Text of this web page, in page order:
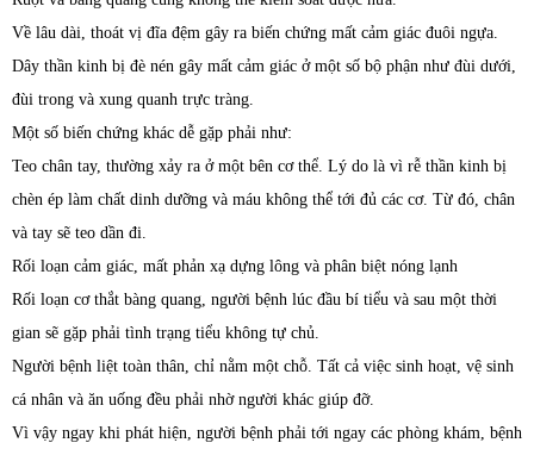
Về lâu dài, thoát vị đĩa đệm gây ra biến chứng mất cảm giác đuôi ngựa.
Dây thần kinh bị đè nén gây mất cảm giác ở một số bộ phận như đùi dưới,
đùi trong và xung quanh trực tràng.
Một số biến chứng khác dễ gặp phải như:
Teo chân tay, thường xảy ra ở một bên cơ thể. Lý do là vì rễ thần kinh bị
chèn ép làm chất dinh dưỡng và máu không thể tới đủ các cơ. Từ đó, chân
và tay sẽ teo dần đi.
Rối loạn cảm giác, mất phản xạ dựng lông và phân biệt nóng lạnh
Rối loạn cơ thắt bàng quang, người bệnh lúc đầu bí tiểu và sau một thời
gian sẽ gặp phải tình trạng tiểu không tự chủ.
Người bệnh liệt toàn thân, chỉ nằm một chỗ. Tất cả việc sinh hoạt, vệ sinh
cá nhân và ăn uống đều phải nhờ người khác giúp đỡ.
Vì vậy ngay khi phát hiện, người bệnh phải tới ngay các phòng khám, bệnh